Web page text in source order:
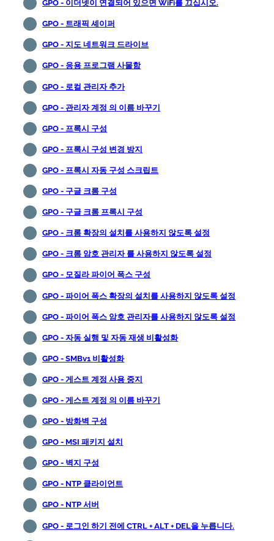
GPO - 이더넷이 연결되어 있으면 WiFi를 끄십시오.
GPO - 트래픽 셰이퍼
GPO - 지도 네트워크 드라이브
GPO - 응용 프로그램 사물함
GPO - 로컬 관리자 추가
GPO - 관리자 계정 의 이름 바꾸기
GPO - 프록시 구성
GPO - 프록시 구성 변경 방지
GPO - 프록시 자동 구성 스크립트
GPO - 구글 크롬 구성
GPO - 구글 크롬 프록시 구성
GPO - 크롬 확장의 설치를 사용하지 않도록 설정
GPO - 크롬 암호 관리자 를 사용하지 않도록 설정
GPO - 모질라 파이어 폭스 구성
GPO - 파이어 폭스 확장의 설치를 사용하지 않도록 설정
GPO - 파이어 폭스 암호 관리자를 사용하지 않도록 설정
GPO - 자동 실행 및 자동 재생 비활성화
GPO - SMBv1 비활성화
GPO - 게스트 계정 사용 중지
GPO - 게스트 계정 의 이름 바꾸기
GPO - 방화벽 구성
GPO - MSI 패키지 설치
GPO - 벽지 구성
GPO - NTP 클라이언트
GPO - NTP 서버
GPO - 로그인 하기 전에 CTRL + ALT + DEL을 누릅니다.